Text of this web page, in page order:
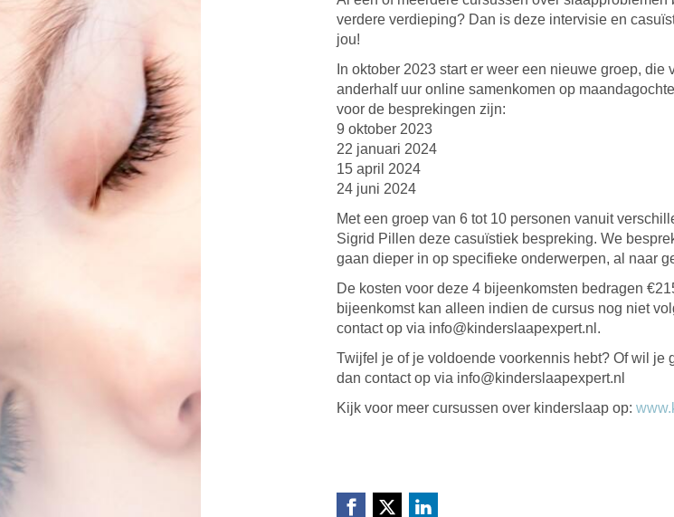
verdere verdieping? Dan is deze intervisie en
jou!
In oktober 2023 start er weer een nieuwe groep, die
anderhalf uur online samenkomen op
voor de besprekingen zijn:
9 oktober 2023
22 januari 2024
15 april 2024
24 juni 2024
Met een groep van 6 tot 10 personen vanuit
Sigrid Pillen deze casuïstiek bespreking. We
gaan dieper in op specifieke onderwerpen, al naar
De kosten voor deze 4 bijeenkomsten bedragen
bijeenkomst kan alleen indien de cursus nog niet
contact op via info@kinderslaapexpert.nl.
Twijfel je of je voldoende voorkennis hebt? Of wil je
dan contact op via info@kinderslaapexpert.nl
Kijk voor meer cursussen over kinderslaap op: